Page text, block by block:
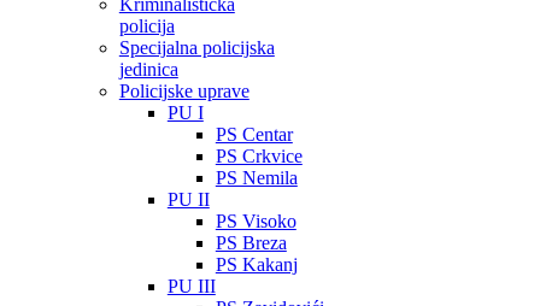
Kriminalistička
policija
Specijalna policijska
jedinica
Policijske uprave
PU I
PS Centar
PS Crkvice
PS Nemila
PU II
PS Visoko
PS Breza
PS Kakanj
PU III